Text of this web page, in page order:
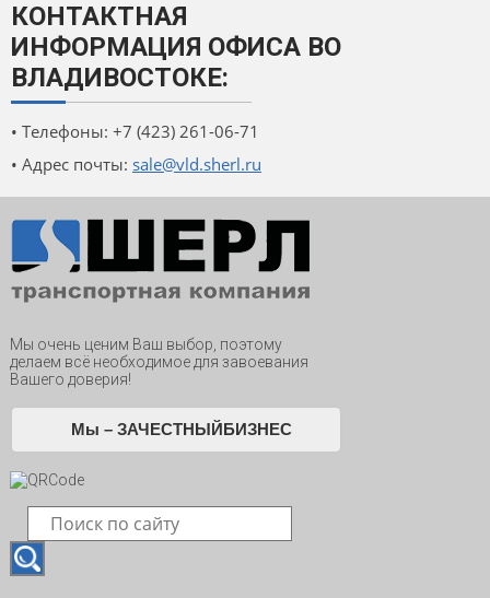
КОНТАКТНАЯ
ИНФОРМАЦИЯ ОФИСА ВО
ВЛАДИВОСТОКЕ:
• Телефоны: +7 (423) 261-06-71
• Адрес почты: sale@vld.sherl.ru
Мы очень ценим Ваш выбор, поэтому
делаем всё необходимое для завоевания
Вашего доверия!
Мы – ЗАЧЕСТНЫЙБИЗНЕС